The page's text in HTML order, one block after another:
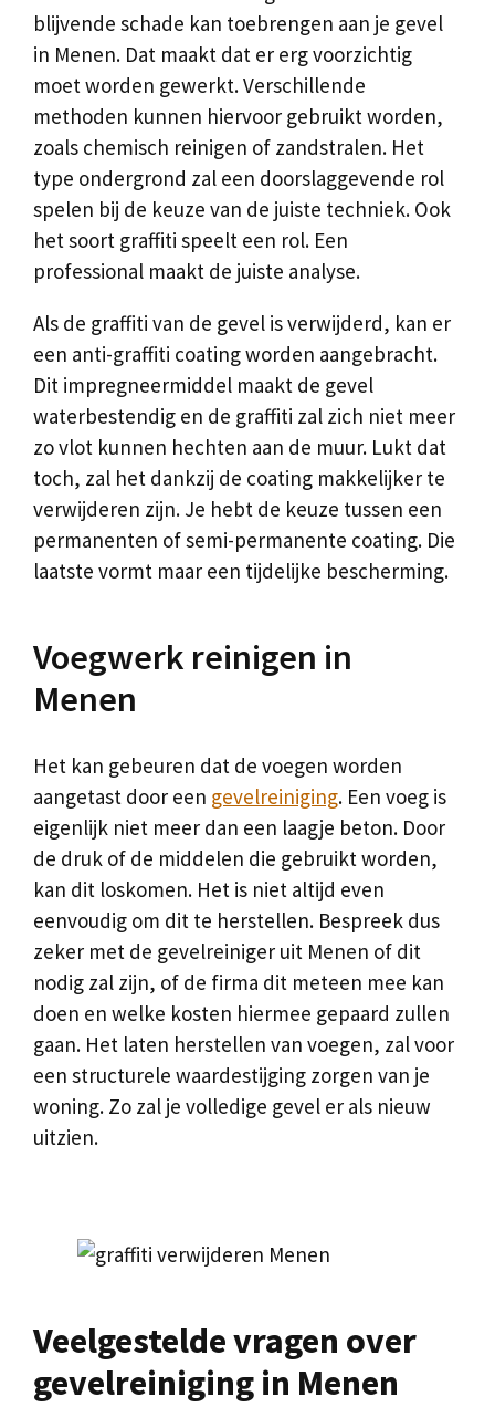
blijvende schade kan toebrengen aan je gevel
in Menen. Dat maakt dat er erg voorzichtig
moet worden gewerkt. Verschillende
methoden kunnen hiervoor gebruikt worden,
zoals chemisch reinigen of zandstralen. Het
type ondergrond zal een doorslaggevende rol
spelen bij de keuze van de juiste techniek. Ook
het soort graffiti speelt een rol. Een
professional maakt de juiste analyse.
Als de graffiti van de gevel is verwijderd, kan er
een anti-graffiti coating worden aangebracht.
Dit impregneermiddel maakt de gevel
waterbestendig en de graffiti zal zich niet meer
zo vlot kunnen hechten aan de muur. Lukt dat
toch, zal het dankzij de coating makkelijker te
verwijderen zijn. Je hebt de keuze tussen een
permanenten of semi-permanente coating. Die
laatste vormt maar een tijdelijke bescherming.
Voegwerk reinigen in
Menen
Het kan gebeuren dat de voegen worden
aangetast door een gevelreiniging. Een voeg is
eigenlijk niet meer dan een laagje beton. Door
de druk of de middelen die gebruikt worden,
kan dit loskomen. Het is niet altijd even
eenvoudig om dit te herstellen. Bespreek dus
zeker met de gevelreiniger uit Menen of dit
nodig zal zijn, of de firma dit meteen mee kan
doen en welke kosten hiermee gepaard zullen
gaan. Het laten herstellen van voegen, zal voor
een structurele waardestijging zorgen van je
woning. Zo zal je volledige gevel er als nieuw
uitzien.
Veelgestelde vragen over
gevelreiniging in Menen